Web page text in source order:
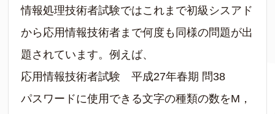
情報処理技術者試験ではこれまで初級シスアド
から応用情報技術者まで何度も同様の問題が出
題されています。例えば、
応用情報技術者試験 平成27年春期 問38
パスワードに使用できる文字の種類の数をM，